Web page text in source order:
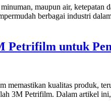
maupun air,
berbagai industri
Petrifilm untuk
memastikan kualitas produk,
3M Petrifilm. Dalam artikel